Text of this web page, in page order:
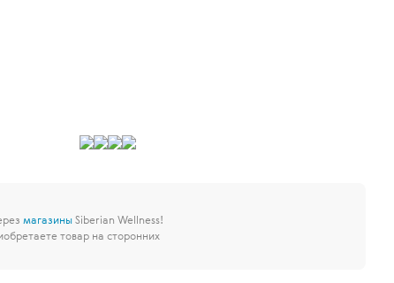
магазиныSiberian Wellness!
товар на сторонних